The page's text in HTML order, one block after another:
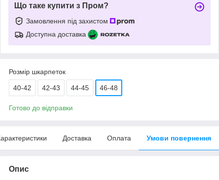
Що таке купити з Пром?
Замовлення під захистом
Доступна доставка
Розмір шкарпеток
40-42 42-43 44-45 46-48
Готово до відправки
Доставка Оплата Умови повернення
Опис